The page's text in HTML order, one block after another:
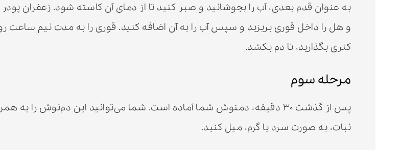
به عنوان قدم بعدی، آب را بجوشانید و صبر کنید تا از دمای آن کاسته شود. زعفران
و هل را داخل قوری بریزید و سپس آب را به آن اضافه کنید. قوری را به مدت نیم ساعت
کتری بگذارید، تا دم بکشد.
مرحله سوم
پس از گذشت ۳۰ دقیقه، دمنوش شما آماده است. شما می‌توانید این دم‌نوش را به
نبات، به صورت سرد یا گرم، میل کنید.